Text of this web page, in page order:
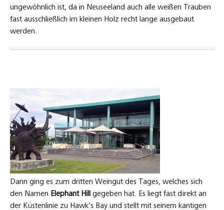
ungewöhnlich ist, da in Neuseeland auch alle weißen Trauben
fast ausschließlich im kleinen Holz recht lange ausgebaut
werden.
Dann ging es zum dritten Weingut des Tages, welches sich
den Namen Elephant Hill
gegeben hat. Es liegt fast direkt an
der Küstenlinie zu Hawk’s Bay und stellt mit seinem kantigen